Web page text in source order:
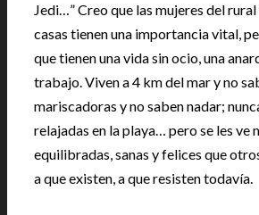
Jedi…” Creo que las mujeres del
casas tienen una importancia vital,
que tienen una vida sin ocio, una
trabajo. Viven a 4 km del mar y no
mariscadoras y no saben nadar;
relajadas en la playa… pero se les ve
equilibradas, sanas y felices que
a que existen, a que resisten todavía.